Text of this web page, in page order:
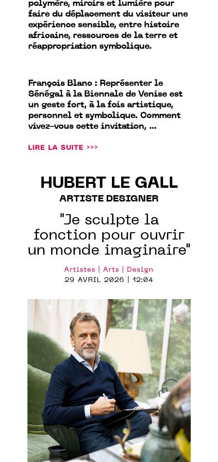
polymère, miroirs et lumière pour
faire du déplacement du visiteur une
expérience sensible, entre histoire
africaine, ressources de la terre et
réappropriation symbolique.
François Blanc : Représenter le
Sénégal à la Biennale de Venise est
un geste fort, à la fois artistique,
personnel et symbolique. Comment
vivez-vous cette invitation, ...
LIRE LA SUITE >>>
HUBERT LE GALL
ARTISTE DESIGNER
"Je sculpte la
fonction pour ouvrir
un monde imaginaire"
Artistes | Arts | Design
29 AVRIL 2026 | 12:04